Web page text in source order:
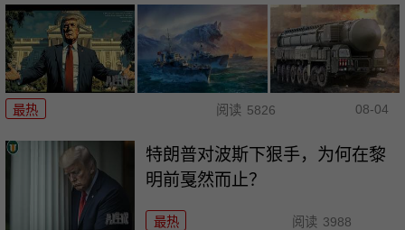
最热 阅读 5826 08-04
特朗普对波斯下狠手，为何在黎
明前戛然而止？
最热 阅读 3988